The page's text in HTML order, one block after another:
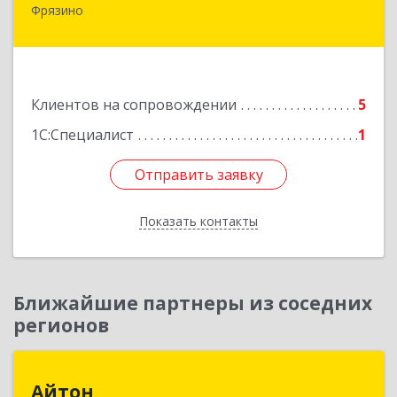
Фрязино
Клиентов на сопровождении
5
1С:Специалист
1
Отправить заявку
Показать контакты
141191, Московская обл, Фрязино г, Ленина ул,
Отправить заявку
Назад
Ближайшие партнеры из соседних
регионов
Айтон